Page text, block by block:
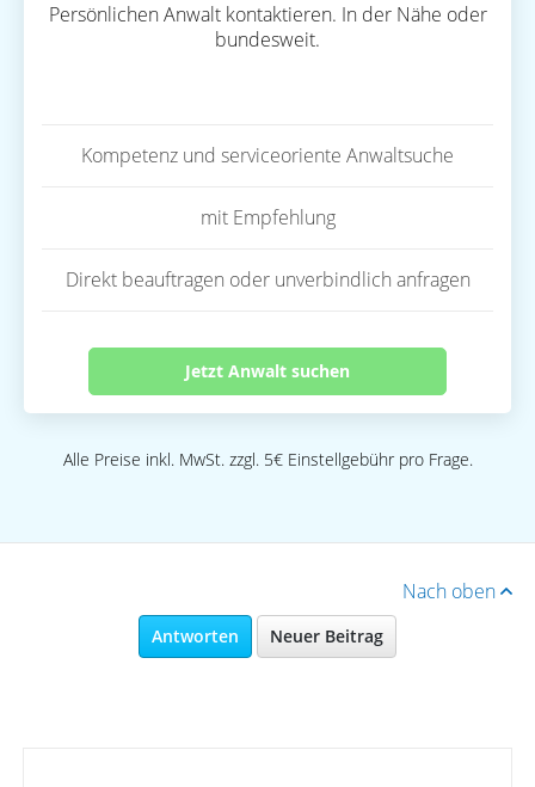
Persönlichen Anwalt kontaktieren. In der Nähe oder
bundesweit.
Kompetenz und serviceoriente Anwaltsuche
mit Empfehlung
Direkt beauftragen oder unverbindlich anfragen
Jetzt Anwalt suchen
Alle Preise inkl. MwSt. zzgl. 5€ Einstellgebühr pro Frage.
Nach oben
Antworten Neuer Beitrag